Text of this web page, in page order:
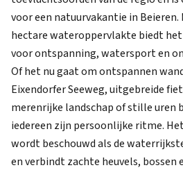
voor een natuurvakantie in Beieren.
hectare wateroppervlakte biedt
voor ontspanning, watersport en
Of het nu gaat om ontspannen
Eixendorfer Seeweg, uitgebreide
merenrijke landschap of stille uren
iedereen zijn persoonlijke ritme.
wordt beschouwd als de
en verbindt zachte heuvels,